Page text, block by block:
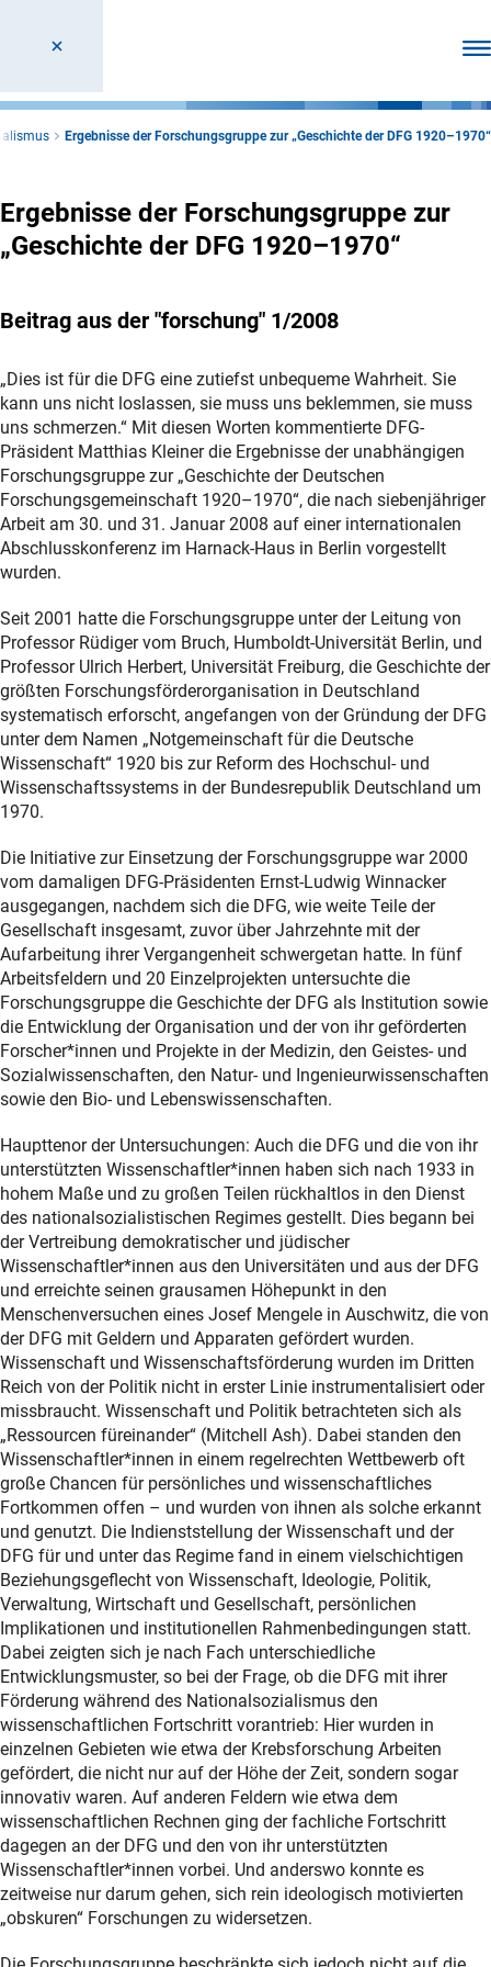
Ergebnisse der Forschungsgruppe zur „Geschichte der DFG 1920–1970“
Ergebnisse der Forschungsgruppe zur
„Geschichte der DFG 1920–1970“
Beitrag aus der "forschung" 1/2008
„Dies ist für die DFG eine zutiefst unbequeme Wahrheit. Sie
kann uns nicht loslassen, sie muss uns beklemmen, sie muss
uns schmerzen.“ Mit diesen Worten kommentierte DFG-
Präsident Matthias Kleiner die Ergebnisse der unabhängigen
Forschungsgruppe zur „Geschichte der Deutschen
Forschungsgemeinschaft 1920–1970“, die nach siebenjähriger
Arbeit am 30. und 31. Januar 2008 auf einer internationalen
Abschlusskonferenz im Harnack-Haus in Berlin vorgestellt
wurden.
Seit 2001 hatte die Forschungsgruppe unter der Leitung von
Professor Rüdiger vom Bruch, Humboldt-Universität Berlin, und
Professor Ulrich Herbert, Universität Freiburg, die Geschichte der
größten Forschungsförderorganisation in Deutschland
systematisch erforscht, angefangen von der Gründung der DFG
unter dem Namen „Notgemeinschaft für die Deutsche
Wissenschaft“ 1920 bis zur Reform des Hochschul- und
Wissenschaftssystems in der Bundesrepublik Deutschland um
1970.
Die Initiative zur Einsetzung der Forschungsgruppe war 2000
vom damaligen DFG-Präsidenten Ernst-Ludwig Winnacker
ausgegangen, nachdem sich die DFG, wie weite Teile der
Gesellschaft insgesamt, zuvor über Jahrzehnte mit der
Aufarbeitung ihrer Vergangenheit schwergetan hatte. In fünf
Arbeitsfeldern und 20 Einzelprojekten untersuchte die
Forschungsgruppe die Geschichte der DFG als Institution sowie
die Entwicklung der Organisation und der von ihr geförderten
Forscher*innen und Projekte in der Medizin, den Geistes- und
Sozialwissenschaften, den Natur- und Ingenieurwissenschaften
sowie den Bio- und Lebenswissenschaften.
Haupttenor der Untersuchungen: Auch die DFG und die von ihr
unterstützten Wissenschaftler*innen haben sich nach 1933 in
hohem Maße und zu großen Teilen rückhaltlos in den Dienst
des nationalsozialistischen Regimes gestellt. Dies begann bei
der Vertreibung demokratischer und jüdischer
Wissenschaftler*innen aus den Universitäten und aus der DFG
und erreichte seinen grausamen Höhepunkt in den
Menschenversuchen eines Josef Mengele in Auschwitz, die von
der DFG mit Geldern und Apparaten gefördert wurden.
Wissenschaft und Wissenschaftsförderung wurden im Dritten
Reich von der Politik nicht in erster Linie instrumentalisiert oder
missbraucht. Wissenschaft und Politik betrachteten sich als
„Ressourcen füreinander“ (Mitchell Ash). Dabei standen den
Wissenschaftler*innen in einem regelrechten Wettbewerb oft
große Chancen für persönliches und wissenschaftliches
Fortkommen offen – und wurden von ihnen als solche erkannt
und genutzt. Die Indienststellung der Wissenschaft und der
DFG für und unter das Regime fand in einem vielschichtigen
Beziehungsgeflecht von Wissenschaft, Ideologie, Politik,
Verwaltung, Wirtschaft und Gesellschaft, persönlichen
Implikationen und institutionellen Rahmenbedingungen statt.
Dabei zeigten sich je nach Fach unterschiedliche
Entwicklungsmuster, so bei der Frage, ob die DFG mit ihrer
Förderung während des Nationalsozialismus den
wissenschaftlichen Fortschritt vorantrieb: Hier wurden in
einzelnen Gebieten wie etwa der Krebsforschung Arbeiten
gefördert, die nicht nur auf der Höhe der Zeit, sondern sogar
innovativ waren. Auf anderen Feldern wie etwa dem
wissenschaftlichen Rechnen ging der fachliche Fortschritt
dagegen an der DFG und den von ihr unterstützten
Wissenschaftler*innen vorbei. Und anderswo konnte es
zeitweise nur darum gehen, sich rein ideologisch motivierten
„obskuren“ Forschungen zu widersetzen.